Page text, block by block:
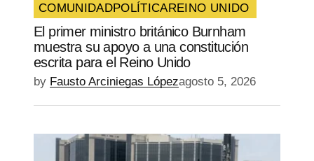
COMUNIDADPOLÍTICAREINO UNIDO
El primer ministro británico Burnham
muestra su apoyo a una constitución
escrita para el Reino Unido
by Fausto Arciniegas Lópezagosto 5, 2026